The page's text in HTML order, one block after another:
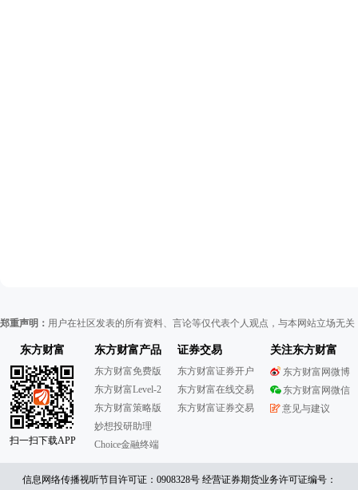
郑重声明： 用户在社区发表的所有资料、言论等仅代表个人观点，与本网站立场无
东方财富
扫一扫下载APP
东方财富产品
东方财富免费版
东方财富Level-2
东方财富策略版
妙想投研助理
Choice金融终端
证券交易
东方财富证券开户
东方财富在线交易
东方财富证券交易
关注东方财富
东方财富网微博
东方财富网微信
意见与建议
信息网络传播视听节目许可证：0908328号 经营证券期货业务许可证编号：